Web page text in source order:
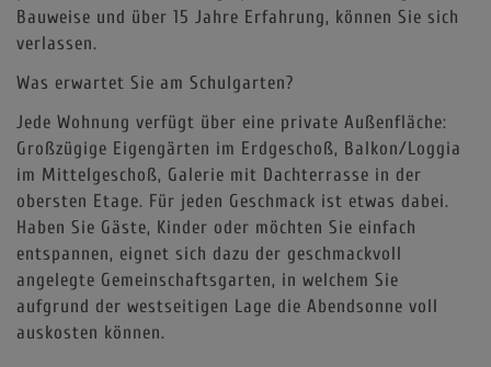
Bauweise und über 15 Jahre Erfahrung, können Sie sich
verlassen.
Was erwartet Sie am Schulgarten?
Jede Wohnung verfügt über eine private Außenfläche:
Großzügige Eigengärten im Erdgeschoß, Balkon/Loggia
im Mittelgeschoß, Galerie mit Dachterrasse in der
obersten Etage. Für jeden Geschmack ist etwas dabei.
Haben Sie Gäste, Kinder oder möchten Sie einfach
entspannen, eignet sich dazu der geschmackvoll
angelegte Gemeinschaftsgarten, in welchem Sie
aufgrund der westseitigen Lage die Abendsonne voll
auskosten können.